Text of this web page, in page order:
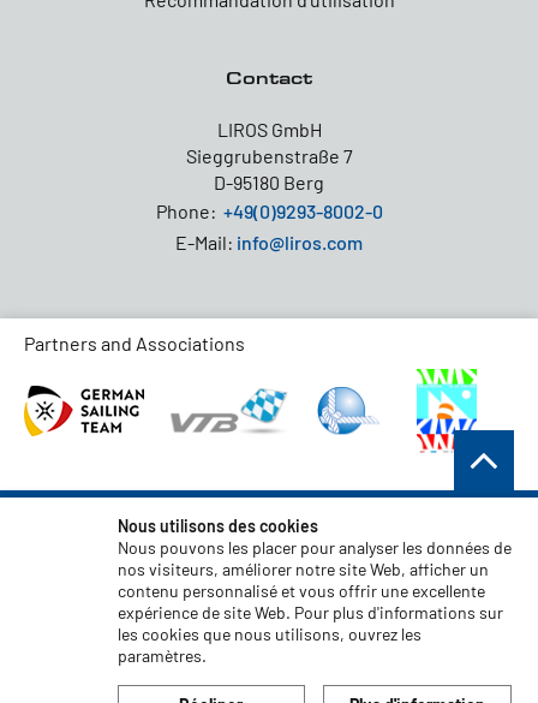
Contact
LIROS GmbH
Sieggrubenstraße 7
D-95180 Berg
Phone: +49(0)9293-8002-0
E-Mail: info@liros.com
Partners and Associations
Conditions générales de vente
Protection des données
Clause de non-responsabilité
Mentions légales
Code of Conduct
Nous utilisons des cookies
Nous pouvons les placer pour analyser les données de
nos visiteurs, améliorer notre site Web, afficher un
contenu personnalisé et vous offrir une excellente
expérience de site Web. Pour plus d'informations sur
les cookies que nous utilisons, ouvrez les
paramètres.